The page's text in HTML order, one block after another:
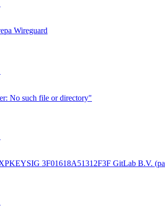
Wireguard
No such file or directory"
3F01618A51312F3F GitLab B.V.